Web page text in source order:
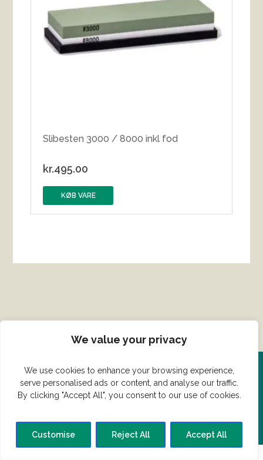
We value your privacy
We use cookies to enhance your browsing experience,
serve personalised ads or content, and analyse our traffic.
By clicking "Accept All", you consent to our use of cookies.
Customise Reject All Accept All
Slibesten 3000 / 8000 inkl fod
kr.495.00
KØB VARE
Del din ret her!